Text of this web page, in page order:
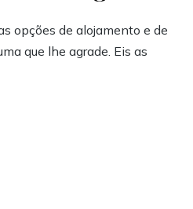
opções de alojamento e de
que lhe agrade. Eis as